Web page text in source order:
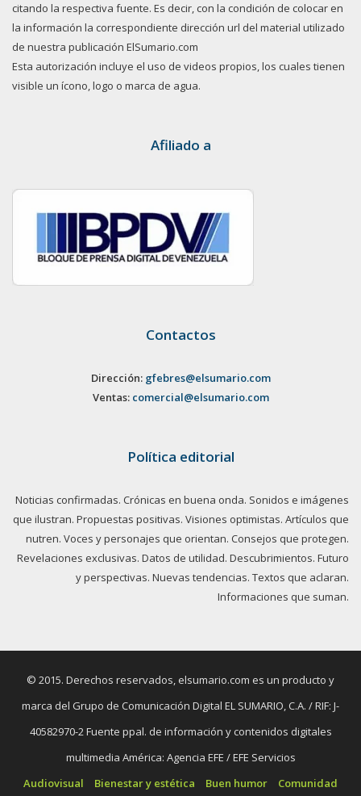
citando la respectiva fuente. Es decir, con la condición de colocar en
la información la correspondiente dirección url del material utilizado
de nuestra publicación ElSumario.com
Esta autorización incluye el uso de videos propios, los cuales tienen
visible un ícono, logo o marca de agua.
Afiliado a
Contactos
Dirección: gfebres@elsumario.com
Ventas: comercial@elsumario.com
Política editorial
Noticias confirmadas. Crónicas en buena onda. Sonidos e imágenes
que ilustran. Propuestas positivas. Visiones optimistas. Artículos que
nutren. Voces y personajes que orientan. Consejos que protegen.
Revelaciones exclusivas. Datos de utilidad. Descubrimientos. Futuro
y perspectivas. Nuevas tendencias. Textos que aclaran.
Informaciones que suman.
© 2015. Derechos reservados, elsumario.com es un producto y
marca del Grupo de Comunicación Digital EL SUMARIO, C.A. / RIF: J-
40582970-2 Fuente ppal. de información y contenidos digitales
multimedia América: Agencia EFE / EFE Servicios
Audiovisual
Bienestar y estética Buen humor Comunidad